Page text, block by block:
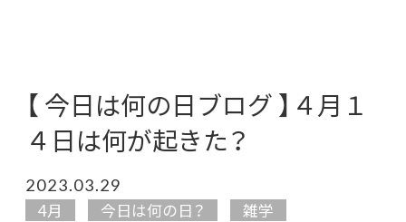
【 今日は何の日ブログ 】４月１
４日は何が起きた？
2023.03.29
4月 今日は何の日？ 雑学